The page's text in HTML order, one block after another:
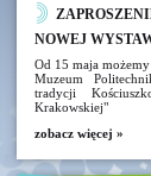
NOWEJ
Od 15 maja
Muzeum
tradycji
Krakowskiej"
zobacz więcej »